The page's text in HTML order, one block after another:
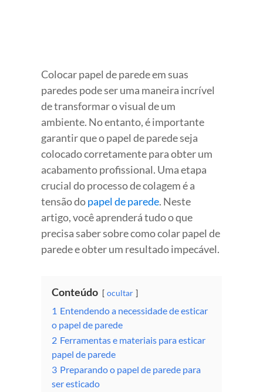
Colocar papel de parede em suas
paredes pode ser uma maneira incrível
de transformar o visual de um
ambiente. No entanto, é importante
garantir que o papel de parede seja
colocado corretamente para obter um
acabamento profissional. Uma etapa
crucial do processo de colagem é a
tensão dopapel de parede. Neste
artigo, você aprenderá tudo o que
precisa saber sobre como colar papel de
parede e obter um resultado impecável.
Conteúdo ocultar
1 Entendendo a necessidade de esticar
o papel de parede
2 Ferramentas e materiais para esticar
papel de parede
3 Preparando o papel de parede para
ser esticado